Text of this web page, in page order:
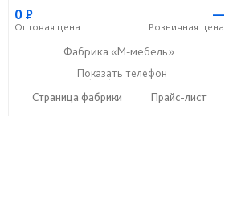
0Р
Оптовая цена
—
Розничная цена
Фабрика «М-мебель»
+7 (902) 349-19-19
Показать телефон
Страница фабрики
Прайс-лист